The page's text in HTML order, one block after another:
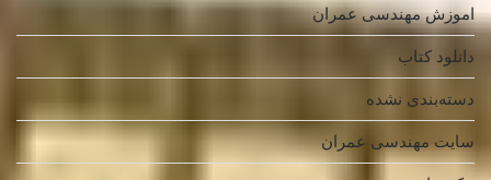
اموزش مهندسی عمران
دانلود کتاب
دسته‌بندی نشده
سایت مهندسی عمران